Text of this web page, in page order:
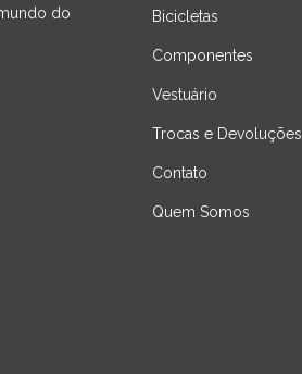
do
Bicicletas
Componentes
Vestuário
Trocas e Devoluções
Contato
Quem Somos